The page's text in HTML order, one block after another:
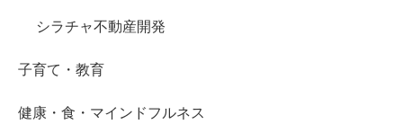
シラチャ不動産開発
子育て・教育
健康・食・マインドフルネス